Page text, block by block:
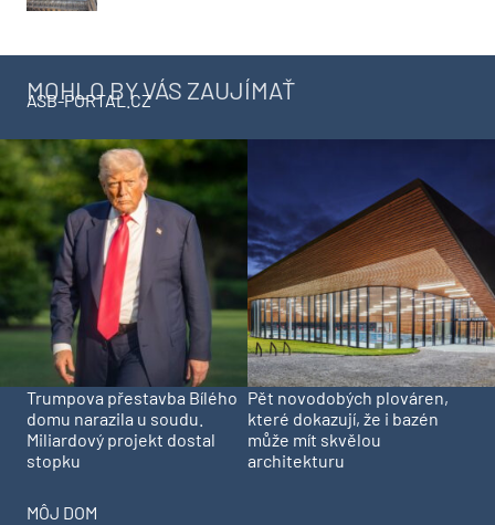
MOHLO BY VÁS ZAUJÍMAŤ
ASB-PORTAL.CZ
Trumpova přestavba Bílého
domu narazila u soudu.
Miliardový projekt dostal
stopku
Pět novodobých plováren,
které dokazují, že i bazén
může mít skvělou
architekturu
MÔJ DOM